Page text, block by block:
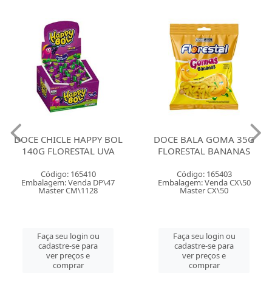
DOCE CHICLE HAPPY BOL
140G FLORESTAL UVA
Código: 165410
Embalagem: Venda DP\47
Master CM\1128
Faça seu login ou
cadastre-se para
ver preços e
comprar
DOCE BALA GOMA 35G
FLORESTAL BANANAS
Código: 165403
Embalagem: Venda CX\50
Master CX\50
Faça seu login ou
cadastre-se para
ver preços e
comprar